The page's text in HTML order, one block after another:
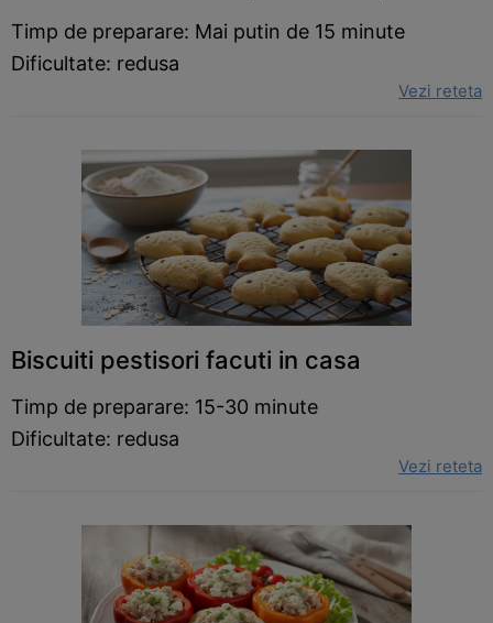
Timp de preparare: Mai putin de 15 minute
Dificultate: redusa
Vezi reteta
Biscuiti pestisori facuti in casa
Timp de preparare: 15-30 minute
Dificultate: redusa
Vezi reteta